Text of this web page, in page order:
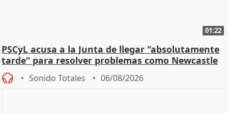
01:22
PSCyL acusa a la Junta de llegar "absolutamente
tarde" para resolver problemas como Newcastle
Sonido Totales 06/08/2026